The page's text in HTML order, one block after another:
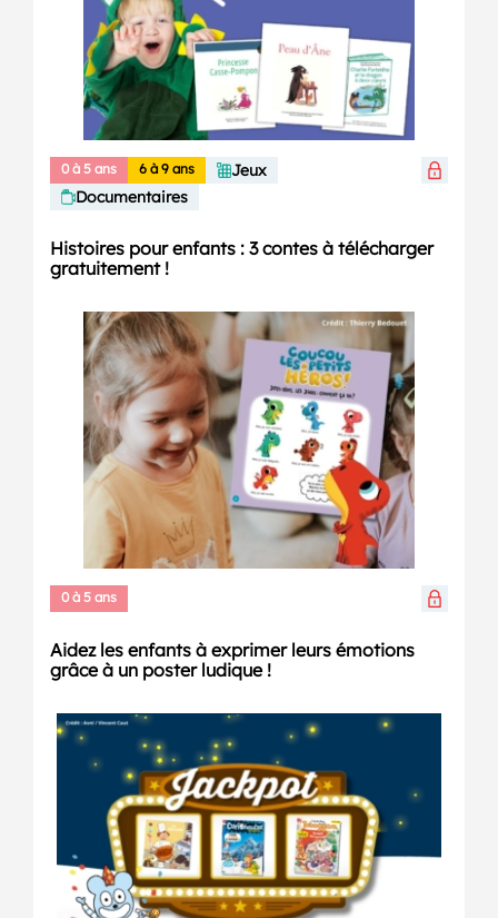
0 à 5 ans 6 à 9 ans
Jeux
Documentaires
Histoires pour enfants : 3 contes à télécharger
gratuitement !
0 à 5 ans
Aidez les enfants à exprimer leurs émotions
grâce à un poster ludique !